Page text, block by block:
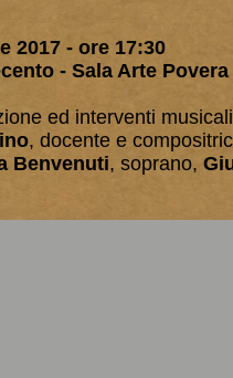
2017 - ore 17:30
- Sala Arte Povera
ed interventi
, docente e
Benvenuti, soprano,